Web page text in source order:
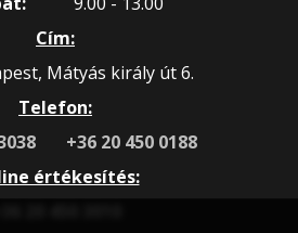
Cím:
Mátyás király út 6.
Telefon:
+36 20 450 0188
értékesítés: